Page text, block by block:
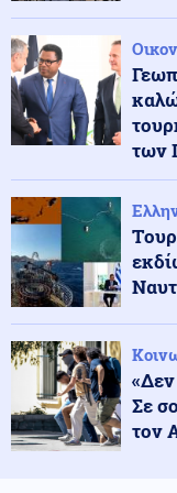
Κοινωνία
Τραγωδία
στις Σέρρες
Κοινωνία
που θα
Μετρό
Οικονομία
τζίρος στο
των
«Δεν
Σε
τον